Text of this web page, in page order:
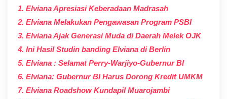
1. Elviana Apresiasi Keberadaan Madrasah
2. Elviana Melakukan Pengawasan Program PSBI
3. Elviana Ajak Generasi Muda di Daerah Melek OJK
4. Ini Hasil Studin banding Elviana di Berlin
5. Elviana : Selamat Perry-Warjiyo-Gubernur BI
6. Elviana: Gubernur BI Harus Dorong Kredit UMKM
7. Elviana Roadshow Kundapil Muarojambi